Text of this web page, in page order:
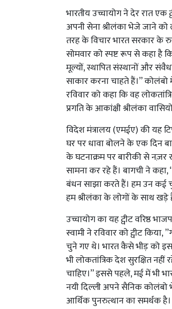
भारतीय उच्चायोग ने देर रात एक
अपनी सेना श्रीलंका भेजे जाने
तरह के विचार भारत सरकार के
सोमवार को स्पष्ट रूप से कहा है
मूल्यों, स्थापित संस्थानों और
साकार करना चाहते हैं।”
रविवार को कहा कि वह
प्रगति के आकांक्षी श्रीलंका
विदेश मंत्रालय (एमईए) की यह
घर पर धावा बोलने के एक दिन
के घटनाक्रम पर बारीकी से
सामना कर रहे हैं। बागची ने
बंधन साझा करते हैं। हम उन कई
हम श्रीलंका के लोगों के साथ खड़े
उच्चायोग का यह ट्वीट वरिष्ठ
स्वामी ने रविवार को ट्वीट
चुने गए थे। भारत कैसे भीड़ को
भी लोकतांत्रिक देश सुरक्षित
चाहिए।” इससे पहले, मई में भी
नयी दिल्ली अपने सैनिक कोलंबो
आर्थिक पुनरुत्थान का समर्थक है।